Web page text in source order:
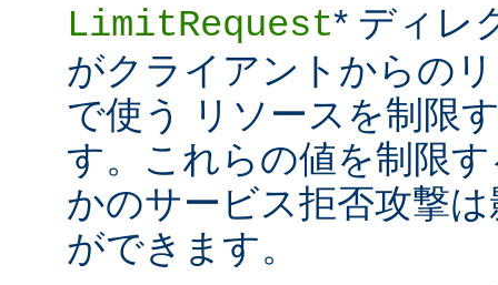
LimitRequest* ディレ
がクライアントからの
で使う リソースを制限
す。これらの値を制限
かのサービス拒否攻撃
ができます。